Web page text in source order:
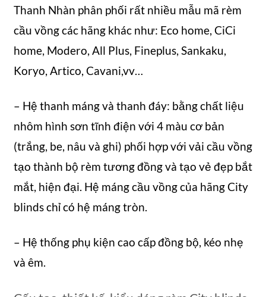
Thanh Nhàn phân phối rất nhiều mẫu mã rèm
cầu vồng các hãng khác như: Eco home, CiCi
home, Modero, All Plus, Fineplus, Sankaku,
Koryo, Artico, Cavani,vv…
– Hệ thanh máng và thanh đáy: bằng chất liệu
nhôm hình sơn tĩnh điện với 4 màu cơ bản
(trắng, be, nâu và ghi) phối hợp với vải cầu vồng
tạo thành bộ rèm tương đồng và tạo vẻ đẹp bắt
mắt, hiện đại. Hệ máng cầu vồng của hãng City
blinds chỉ có hệ máng tròn.
– Hệ thống phụ kiện cao cấp đồng bộ, kéo nhẹ
và êm.